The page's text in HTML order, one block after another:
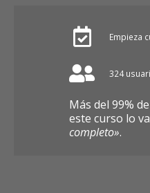
Empieza
324
Más del 99%
este curso lo
completo».